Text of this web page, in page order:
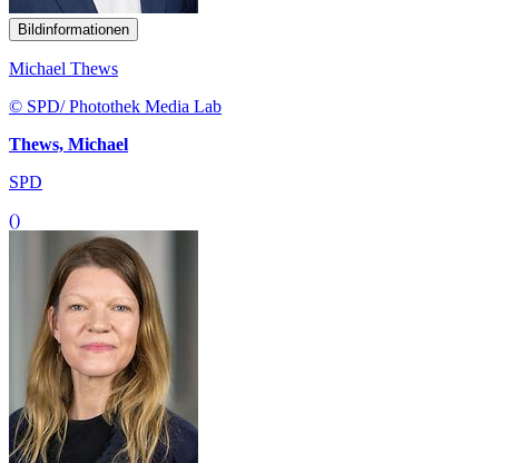
Bildinformationen
Michael Thews
© SPD/ Photothek Media Lab
Thews, Michael
SPD
()